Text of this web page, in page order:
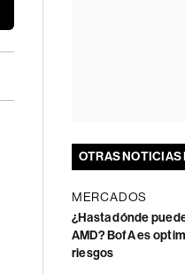
OTRAS
MERCADOS
¿Hasta dónde
AMD? BofA es
riesgos